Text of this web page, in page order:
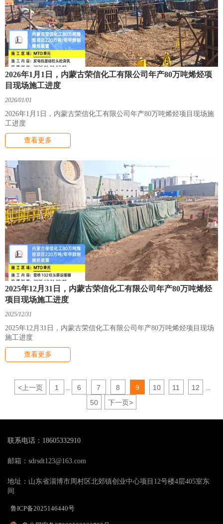
2026年1月1日，内蒙古荣信化工有限公司年产80万吨烯烃项
目现场施工进度
2026/01/01
2026年1月1日，内蒙古荣信化工有限公司年产80万吨烯烃项目现场施
工进度
查看更多
2025年12月31日，内蒙古荣信化工有限公司年产80万吨烯烃
项目现场施工进度
2025/12/31
2025年12月31日，内蒙古荣信化工有限公司年产80万吨烯烃项目现场
施工进度
查看更多
<上一页 1 6 7 8 9 10 11 12
50 下一页>
联系电话：18605332910
邮箱：sdrsdt123@163.com
地址：山东省淄博市周村区北郊镇创业中心项目12号楼4层405室东
间
鲁ICP备2025146440号